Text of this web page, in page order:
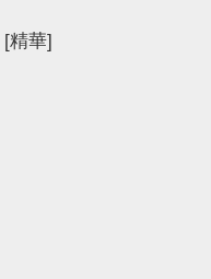
[精華]